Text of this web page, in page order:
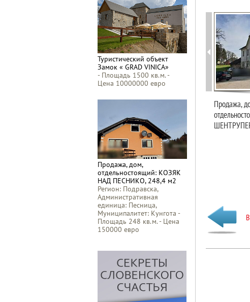
Продажа,
Туристический объект
Замок « GRAD VINICA»
- Площадь 1500 кв.м. -
Цена 10000000 евро
Продажа, дом,
отдельностоящий: КОЗЯК
НАД ПЕСНИКО, 248,4 м2
Регион: Подравска,
Административная
единица: Песница,
Муниципалитет: Кунгота -
Площадь 248 кв.м. - Цена
150000 евро